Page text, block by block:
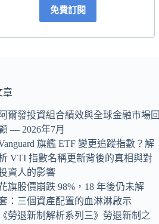
免費訂閱
章
阿爾發投資組合績效與全球金融市場回
— 2026年7月
旗艦 ETF 變更追蹤指數？解
VTI 指數名稱更新背後的真相與對
資人的影響
旗股價崩跌 98%，18 年後仍未解
：三個資產配置的血淋淋啟示
《勞退新制解析系列三》勞退新制之